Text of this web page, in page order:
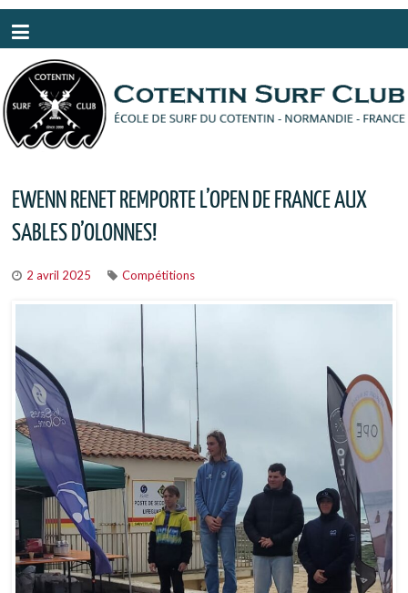
EWENN RENET REMPORTE L’OPEN DE FRANCE AUX
SABLES D’OLONNES!
2 avril 2025 Compétitions
Panneau de gestion des cookies